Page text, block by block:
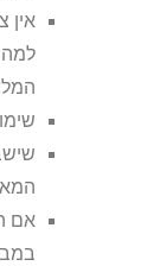
אין
למה
אם